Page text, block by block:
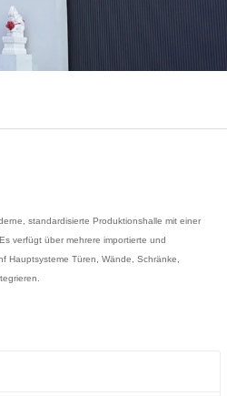
standardisierte Produktionshalle mit einer
verfügt über mehrere importierte und
Hauptsysteme Türen, Wände, Schränke,